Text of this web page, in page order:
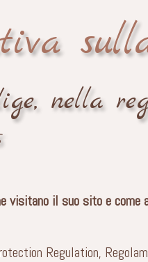
nella
il suo sito e come
Regulation,